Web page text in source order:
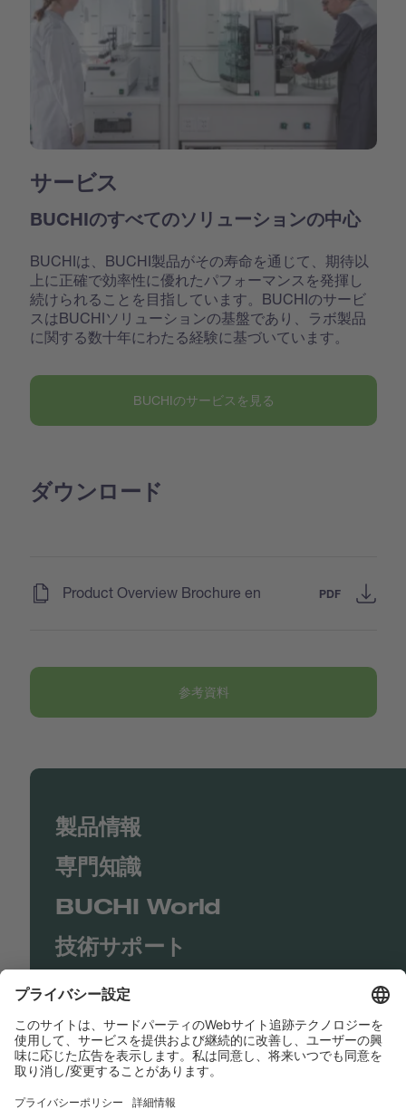
サービス
BUCHIのすべてのソリューションの中心
BUCHIは、BUCHI製品がその寿命を通じて、期待以
上に正確で効率性に優れたパフォーマンスを発揮し
続けられることを目指しています。BUCHIのサービ
スはBUCHIソリューションの基盤であり、ラボ製品
に関する数十年にわたる経験に基づいています。
BUCHIのサービスを見る
ダウンロード
Product Overview Brochure en PDF
参考資料
製品情報
専門知識
BUCHI World
技術サポート
Shop
Contact us